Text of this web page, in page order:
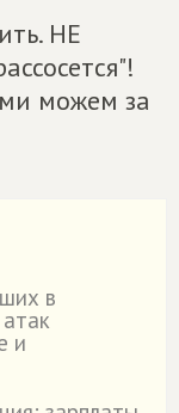
НЕ
можем за
в
и